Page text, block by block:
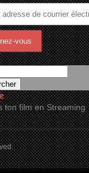
ton film en Streaming